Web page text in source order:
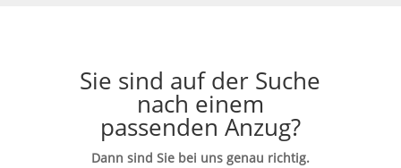
Sie sind auf der Suche
nach einem
passenden Anzug?
Dann sind Sie bei uns genau richtig.